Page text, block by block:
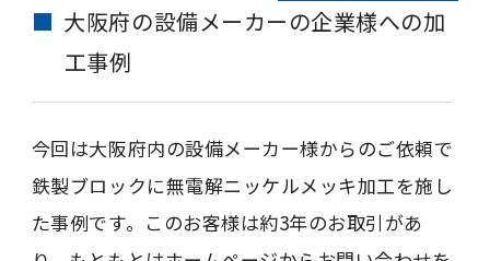
大阪府の設備メーカーの企業様への加
工事例
今回は大阪府内の設備メーカー様からのご依頼で
鉄製ブロックに無電解ニッケルメッキ加工を施し
た事例です。このお客様は約3年のお取引があ